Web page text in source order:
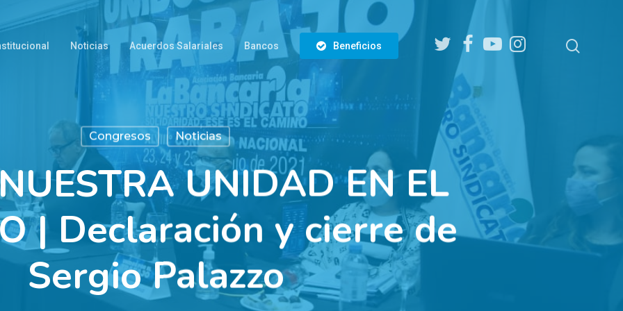
Noticias Acuerdos Salariales Bancos Beneficios
twitter facebookyoutubeinstagram
Congresos Noticias
UNIDAD EN EL
| Declaración y cierre de
Sergio Palazzo